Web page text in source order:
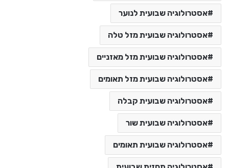
אסטרולוגיה שבועית לנוער
אסטרולוגיה שבועית מזל טלה
אסטרולוגיה שבועית מזל מאזניים
אסטרולוגיה שבועית מזל תאומים
אסטרולוגיה שבועית קבלה
אסטרולוגיה שבועית שור
אסטרולוגיה שבועית תאומים